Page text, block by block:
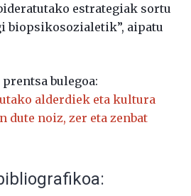
estrategiak sortu
biopsikosozialetik”, aipatu
prentsa bulegoa:
alderdiek eta kultura
dute noiz, zer eta zenbat